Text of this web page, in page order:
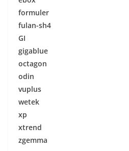
formuler
fulan-sh4
GI
gigablue
octagon
odin
vuplus
wetek
xp
xtrend
zgemma